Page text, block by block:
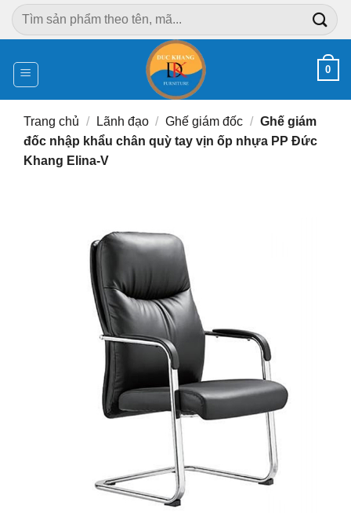
Chuyển
đến
dung
Tìm
kiếm:
0
Trang chủ / Lãnh đạo / Ghế giám đốc / Ghế giám
đốc nhập khẩu chân quỳ tay vịn ốp nhựa PP Đức
Khang Elina-V